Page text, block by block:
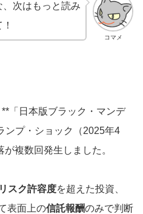
コマメ
次はもっと読み
「日本版ブラック・マンデ
ンプ・ショック（2025年4
複数回発生しました。
リスク許容度を超えた投資、
表面上の信託報酬のみで判断